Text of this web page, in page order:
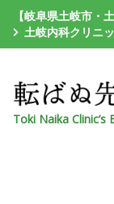
【岐阜県土岐市・
土岐内科クリニ
Toki Naika Clinic’s